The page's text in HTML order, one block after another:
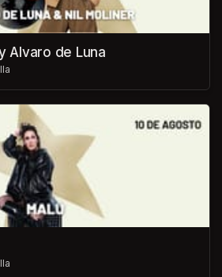
Alvaro de Luna